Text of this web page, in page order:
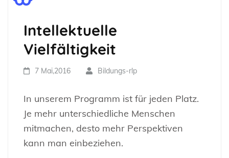
Intellektuelle
Vielfältigkeit
7 Mai,2016 Bildungs-rlp
In unserem Programm ist für jeden Platz.
Je mehr unterschiedliche Menschen
mitmachen, desto mehr Perspektiven
kann man einbeziehen.